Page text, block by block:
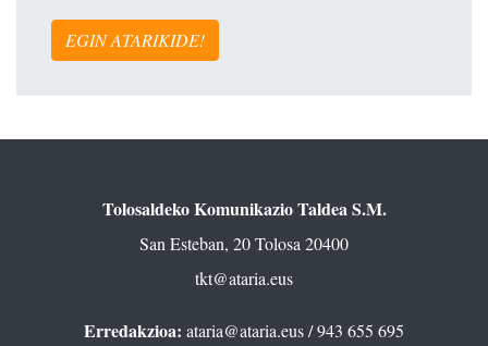
EGIN ATARIKIDE!
Tolosaldeko Komunikazio Taldea S.M.
San Esteban, 20 Tolosa 20400
tkt@ataria.eus
Erredakzioa: ataria@ataria.eus/ 943 655 695